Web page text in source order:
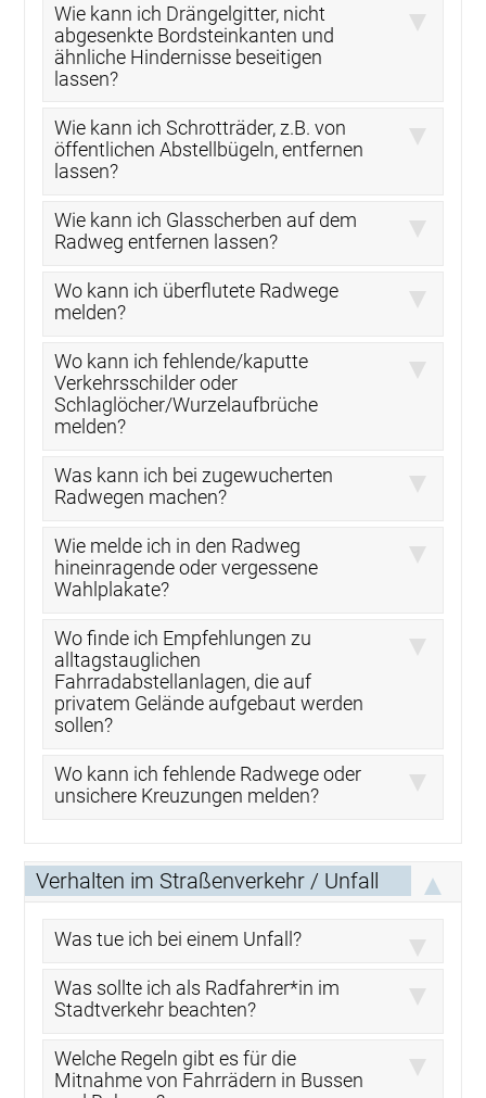
Wie kann ich Drängelgitter, nicht
abgesenkte Bordsteinkanten und
ähnliche Hindernisse beseitigen
lassen?
Wie kann ich Schrotträder, z.B. von
öffentlichen Abstellbügeln, entfernen
lassen?
Wie kann ich Glasscherben auf dem
Radweg entfernen lassen?
Wo kann ich überflutete Radwege
melden?
Wo kann ich fehlende/kaputte
Verkehrsschilder oder
Schlaglöcher/Wurzelaufbrüche
melden?
Was kann ich bei zugewucherten
Radwegen machen?
Wie melde ich in den Radweg
hineinragende oder vergessene
Wahlplakate?
Wo finde ich Empfehlungen zu
alltagstauglichen
Fahrradabstellanlagen, die auf
privatem Gelände aufgebaut werden
sollen?
Wo kann ich fehlende Radwege oder
unsichere Kreuzungen melden?
Verhalten im Straßenverkehr / Unfall
Was tue ich bei einem Unfall?
Was sollte ich als Radfahrer*in im
Stadtverkehr beachten?
Welche Regeln gibt es für die
Mitnahme von Fahrrädern in Bussen